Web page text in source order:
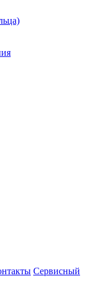
Сервисный